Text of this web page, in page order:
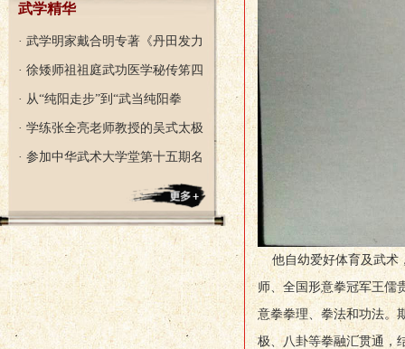
武学精华
· 武学明家戴合明专著《丹田发力
· 徐矮师祖祖庭武功医学秘传笫四
· 从“纯阳走步”到“武当纯阳拳
· 学练张全亮老师教授的吴式太极
· 参加中华武术大学堂第十五期名
他自幼爱好体育及武术
师、全国形意拳冠军王儒
意拳拳理、拳法和功法。
极、八卦等拳融汇贯通，